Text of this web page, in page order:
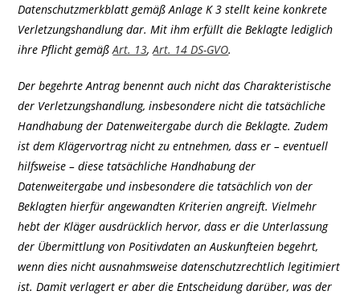
Datenschutzmerkblatt gemäß Anlage K 3 stellt keine konkrete
Verletzungshandlung dar. Mit ihm erfüllt die Beklagte lediglich
ihre Pflicht gemäßArt. 13,Art. 14 DS-GVO.
Der begehrte Antrag benennt auch nicht das Charakteristische
der Verletzungshandlung, insbesondere nicht die tatsächliche
Handhabung der Datenweitergabe durch die Beklagte. Zudem
ist dem Klägervortrag nicht zu entnehmen, dass er – eventuell
hilfsweise – diese tatsächliche Handhabung der
Datenweitergabe und insbesondere die tatsächlich von der
Beklagten hierfür angewandten Kriterien angreift. Vielmehr
hebt der Kläger ausdrücklich hervor, dass er die Unterlassung
der Übermittlung von Positivdaten an Auskunfteien begehrt,
wenn dies nicht ausnahmsweise datenschutzrechtlich legitimiert
ist. Damit verlagert er aber die Entscheidung darüber, was der